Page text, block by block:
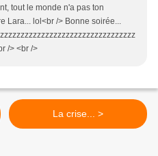
tout le monde n'a pas ton
Lara... lol<br /> Bonne soirée...
/> <br />
La crise... >